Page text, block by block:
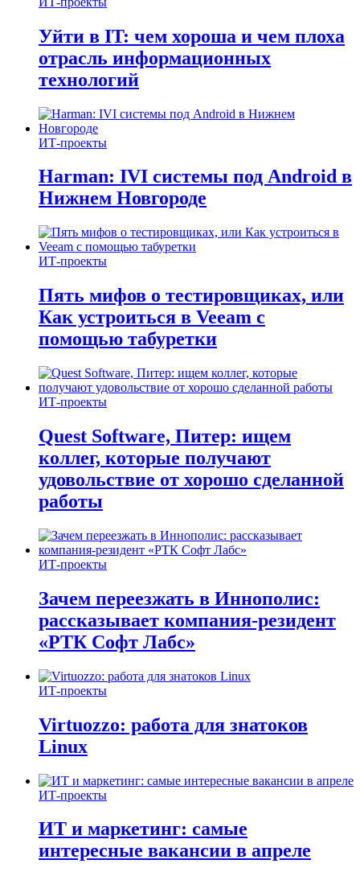
Уйти в IT: чем хороша и чем плоха
отрасль информационных
технологий
ИТ-проекты
Harman: IVI системы под Android в
Нижнем Новгороде
ИТ-проекты
Пять мифов о тестировщиках, или
Как устроиться в Veeam с
помощью табуретки
ИТ-проекты
Quest Software, Питер: ищем
коллег, которые получают
удовольствие от хорошо сделанной
работы
ИТ-проекты
Зачем переезжать в Иннополис:
рассказывает компания-резидент
«РТК Софт Лабс»
ИТ-проекты
Virtuozzo: работа для знатоков
Linux
ИТ-проекты
ИТ и маркетинг: самые
интересные вакансии в апреле